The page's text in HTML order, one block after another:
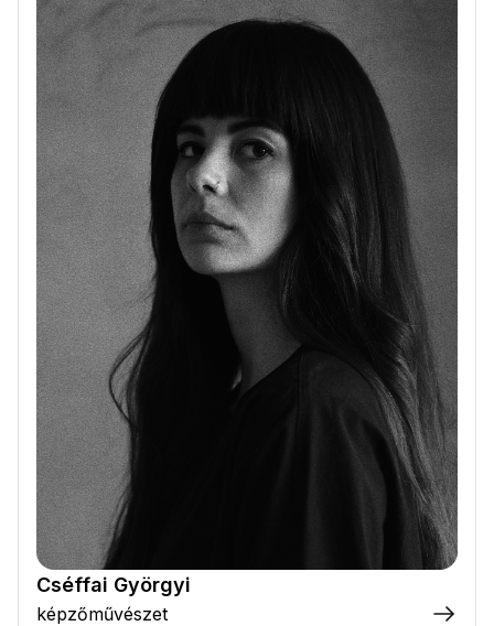
Cséffai Györgyi
képzőművészet